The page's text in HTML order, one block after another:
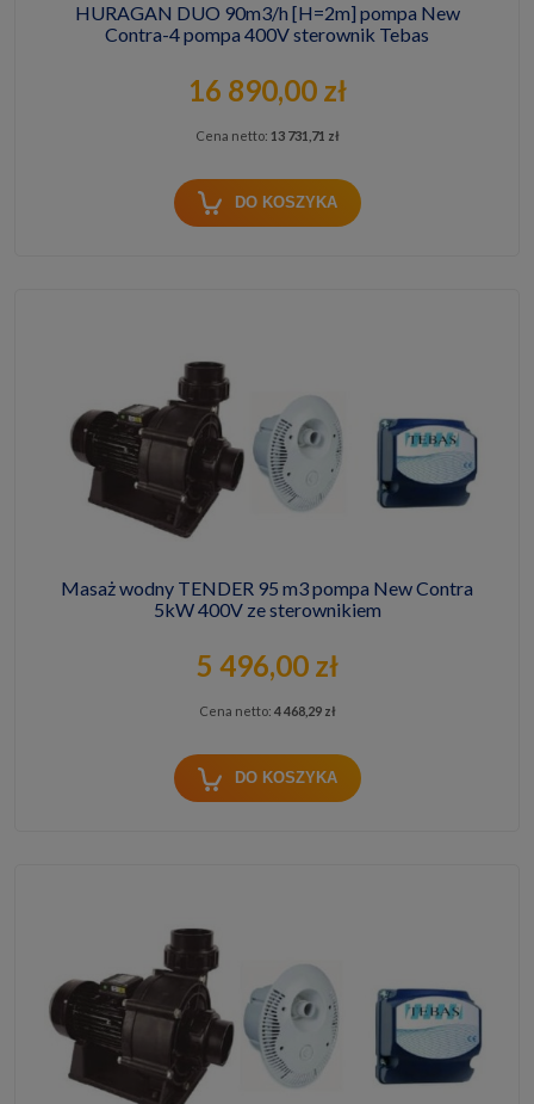
HURAGAN DUO 90m3/h [H=2m] pompa New
Contra-4 pompa 400V sterownik Tebas
16 890,00 zł
Cena netto: 13 731,71 zł
DO KOSZYKA
Masaż wodny TENDER 95 m3 pompa New Contra
5kW 400V ze sterownikiem
5 496,00 zł
Cena netto: 4 468,29 zł
DO KOSZYKA